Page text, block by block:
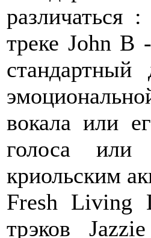
треке John B
вокала или
голоса
криольским
Fresh Living
трэков